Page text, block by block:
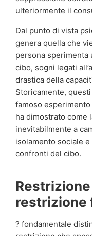
ulteriormente il
Dal punto di vista
genera quella che
persona sperimenta
cibo, sogni legati
drastica della
Storicamente,
famoso
ha dimostrato come
inevitabilmente a
isolamento sociale
confronti del cibo.
restrizione
? fondamentale